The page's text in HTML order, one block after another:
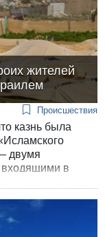
жителей
Происшествия
казнь была
двумя
входящими в